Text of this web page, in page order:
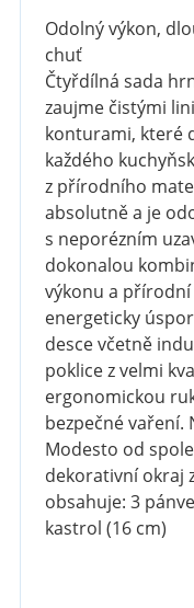
Odolný výkon,
chuť
Čtyřdílná sada
zaujme čistými
konturami, které
každého
z přírodního
absolutně a je
s neporézním
dokonalou
výkonu a
energeticky
desce včetně
poklice z velmi
ergonomickou
bezpečné vaření.
Modesto od
dekorativní okraj
obsahuje: 3
kastrol (16 cm)